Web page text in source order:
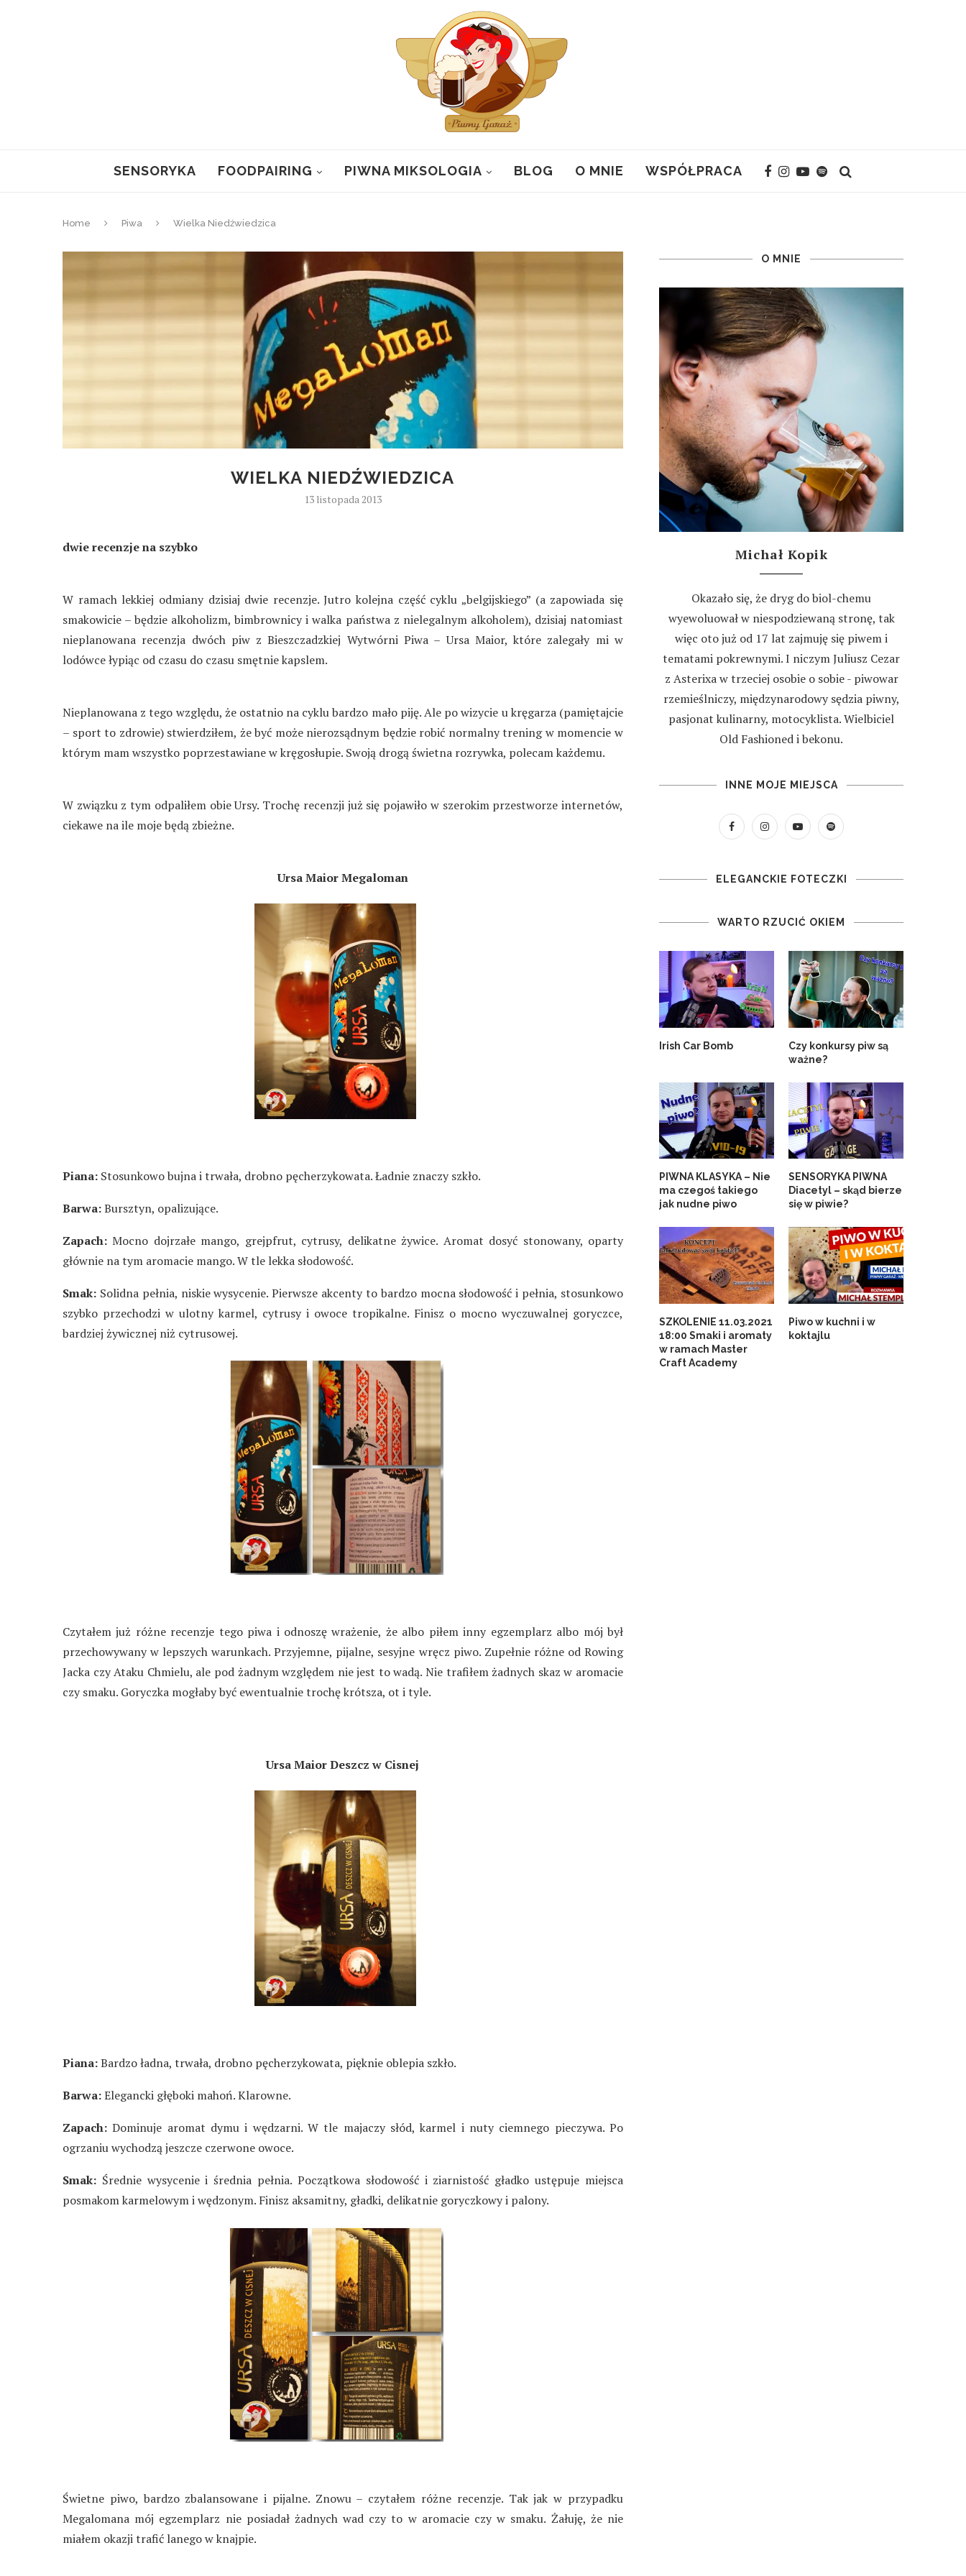
SENSORYKA FOODPAIRING PIWNA MIKSOLOGIA BLOG O MNIE WSPÓŁPRACA
Home Piwa Wielka Niedźwiedzica
WIELKA NIEDŹWIEDZICA
13 listopada 2013
dwie recenzje na szybko
W ramach lekkiej odmiany dzisiaj dwie recenzje. Jutro kolejna część cyklu „belgijskiego” (a zapowiada się
smakowicie – będzie alkoholizm, bimbrownicy i walka państwa z nielegalnym alkoholem), dzisiaj natomiast
nieplanowana recenzja dwóch piw z Bieszczadzkiej Wytwórni Piwa – Ursa Maior, które zalegały mi w
lodówce łypiąc od czasu do czasu smętnie kapslem.
Nieplanowana z tego względu, że ostatnio na cyklu bardzo mało piję. Ale po wizycie u kręgarza (pamiętajcie
– sport to zdrowie) stwierdziłem, że być może nierozsądnym będzie robić normalny trening w momencie w
którym mam wszystko poprzestawiane w kręgosłupie. Swoją drogą świetna rozrywka, polecam każdemu.
W związku z tym odpaliłem obie Ursy. Trochę recenzji już się pojawiło w szerokim przestworze internetów,
ciekawe na ile moje będą zbieżne.
Ursa Maior Megaloman
Piana: Stosunkowo bujna i trwała, drobno pęcherzykowata. Ładnie znaczy szkło.
Barwa:Bursztyn, opalizujące.
Zapach: Mocno dojrzałe mango, grejpfrut, cytrusy, delikatne żywice. Aromat dosyć stonowany, oparty
głównie na tym aromacie mango. W tle lekka słodowość.
Smak: Solidna pełnia, niskie wysycenie. Pierwsze akcenty to bardzo mocna słodowość i pełnia, stosunkowo
szybko przechodzi w ulotny karmel, cytrusy i owoce tropikalne. Finisz o mocno wyczuwalnej goryczce,
bardziej żywicznej niż cytrusowej.
Czytałem już różne recenzje tego piwa i odnoszę wrażenie, że albo piłem inny egzemplarz albo mój był
przechowywany w lepszych warunkach. Przyjemne, pijalne, sesyjne wręcz piwo. Zupełnie różne od Rowing
Jacka czy Ataku Chmielu, ale pod żadnym względem nie jest to wadą. Nie trafiłem żadnych skaz w aromacie
czy smaku. Goryczka mogłaby być ewentualnie trochę krótsza, ot i tyle.
Ursa Maior Deszcz w Cisnej
Piana:Bardzo ładna, trwała, drobno pęcherzykowata, pięknie oblepia szkło.
Barwa:Elegancki głęboki mahoń. Klarowne.
Zapach: Dominuje aromat dymu i wędzarni. W tle majaczy słód, karmel i nuty ciemnego pieczywa. Po
ogrzaniu wychodzą jeszcze czerwone owoce.
Smak: Średnie wysycenie i średnia pełnia. Początkowa słodowość i ziarnistość gładko ustępuje miejsca
posmakom karmelowym i wędzonym. Finisz aksamitny, gładki, delikatnie goryczkowy i palony.
Świetne piwo, bardzo zbalansowane i pijalne. Znowu – czytałem różne recenzje. Tak jak w przypadku
Megalomana mój egzemplarz nie posiadał żadnych wad czy to w aromacie czy w smaku. Żałuję, że nie
miałem okazji trafić lanego w knajpie.
O MNIE
Michał Kopik
Okazało się, że dryg do biol-chemu
wyewoluował w niespodziewaną stronę, tak
więc oto już od 17 lat zajmuję się piwem i
tematami pokrewnymi. I niczym Juliusz Cezar
z Asterixa w trzeciej osobie o sobie - piwowar
rzemieślniczy, międzynarodowy sędzia piwny,
pasjonat kulinarny, motocyklista. Wielbiciel
Old Fashioned i bekonu.
INNE MOJE MIEJSCA
ELEGANCKIE FOTECZKI
WARTO RZUCIĆ OKIEM
Irish Car Bomb
Czy konkursy piw są
ważne?
PIWNA KLASYKA – Nie
ma czegoś takiego
jak nudne piwo
SENSORYKA PIWNA
Diacetyl – skąd bierze
się w piwie?
SZKOLENIE 11.03.2021
18:00 Smaki i aromaty
w ramach Master
Craft Academy
Piwo w kuchni i w
koktajlu